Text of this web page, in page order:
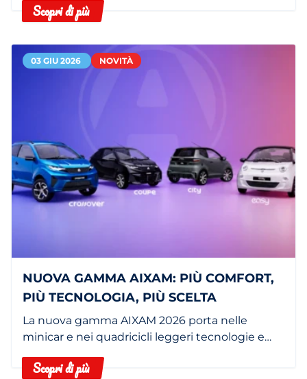
Scopri di più
03 GIU 2026 NOVITÀ
NUOVA GAMMA AIXAM: PIÙ COMFORT,
PIÙ TECNOLOGIA, PIÙ SCELTA
La nuova gamma AIXAM 2026 porta nelle
minicar e nei quadricicli leggeri tecnologie e
riservate a segmenti superiori.
Scopri di più